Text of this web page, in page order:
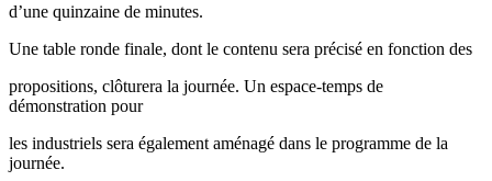
d’une quinzaine de minutes.
Une table ronde finale, dont le contenu sera précisé en fonction des
propositions, clôturera la journée. Un espace-temps de
démonstration pour
les industriels sera également aménagé dans le programme de la
journée.